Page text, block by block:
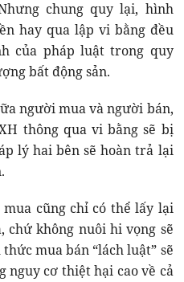
chung quy lại, hình
hay qua lập vi bằng đều
của pháp luật trong quy
bất động sản.
người mua và người bán,
thông qua vi bằng sẽ bị
lý hai bên sẽ hoàn trả lại
cũng chỉ có thể lấy lại
không nuôi hi vọng sẽ
mua bán “lách luật” sẽ
nguy cơ thiệt hại cao về cả